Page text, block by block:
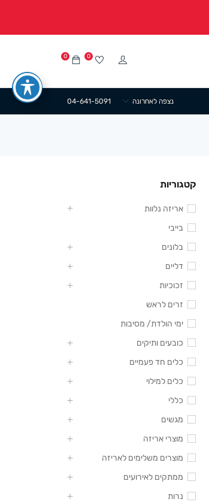
0 0
04-641-5091 נצפה לאחרונה
קטגוריות
אריזה נלוות
בייבי
בלונים
דליים
זכוכיות
זרים לראש
ימי הולדת/ מסיבות
כובעים ותיקים
כלים חד פעמיים
כלים למילוי
כללי
מגשים
מוצרי אריזה
מוצרים משלימים לאריזה
ממתקים לאירועים
נרות